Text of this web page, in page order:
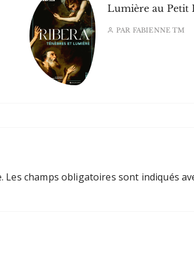
Lumière au Petit
PAR FABIENNE TM
Les champs obligatoires sont indiqués